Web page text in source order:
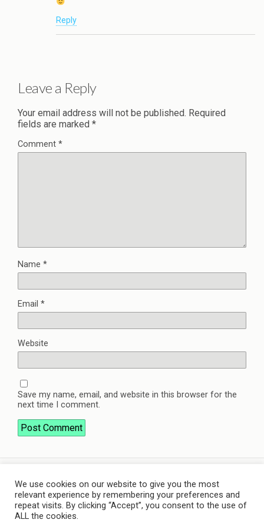
Reply
Leave a Reply
Your email address will not be published. Required
fields are marked *
Comment *
Name *
Email *
Website
Save my name, email, and website in this browser for the
next time I comment.
Back to top
Mobile
We use cookies on our website to give you the most
relevant experience by remembering your preferences and
repeat visits. By clicking “Accept”, you consent to the use of
ALL the cookies.